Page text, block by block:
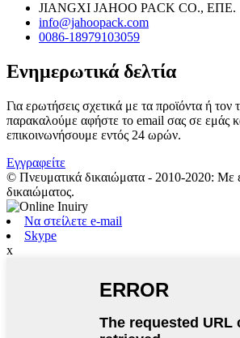
JIANGXI JAHOO PACK CO., ΕΠΕ.
info@jahoopack.com
0086-18979103059
Ενημερωτικά δελτία
Για ερωτήσεις σχετικά με τα προϊόντα ή τον
παρακαλούμε αφήστε το email σας σε εμάς
επικοινωνήσουμε εντός 24 ωρών.
Εγγραφείτε
© Πνευματικά δικαιώματα - 2010-2020: Με
δικαιώματος.
Να στείλετε e-mail
Skype
x